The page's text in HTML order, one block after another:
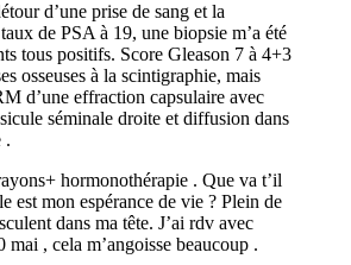
d’une prise de sang et la
de PSA à 19, une biopsie m’a été
tous positifs. Score Gleason 7 à 4+3
osseuses à la scintigraphie, mais
d’une effraction capsulaire avec
séminale droite et diffusion dans
.
hormonothérapie . Que va t’il
est mon espérance de vie ? Plein de
dans ma tête. J’ai rdv avec
mai , cela m’angoisse beaucoup .